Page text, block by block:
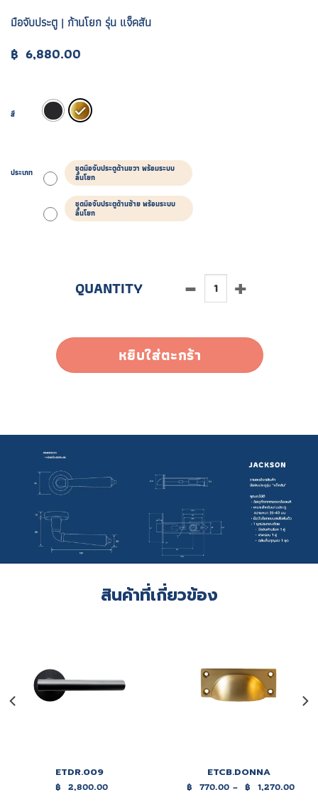
มือจับประตู | ก้านโยก รุ่น แจ็คสัน
฿ 6,880.00
สี
ประเภท ชุดมือจับประตูด้านขวา พร้อมระบบ
ลิ้นโยก
ชุดมือจับประตูด้านซ้าย พร้อมระบบ
ลิ้นโยก
หยิบใส่ตะกร้า
สินค้าที่เกี่ยวข้อง
ETDR.009
฿ 2,800.00
ETCB.DONNA
฿ 770.00 – ฿ 1,270.00
Price